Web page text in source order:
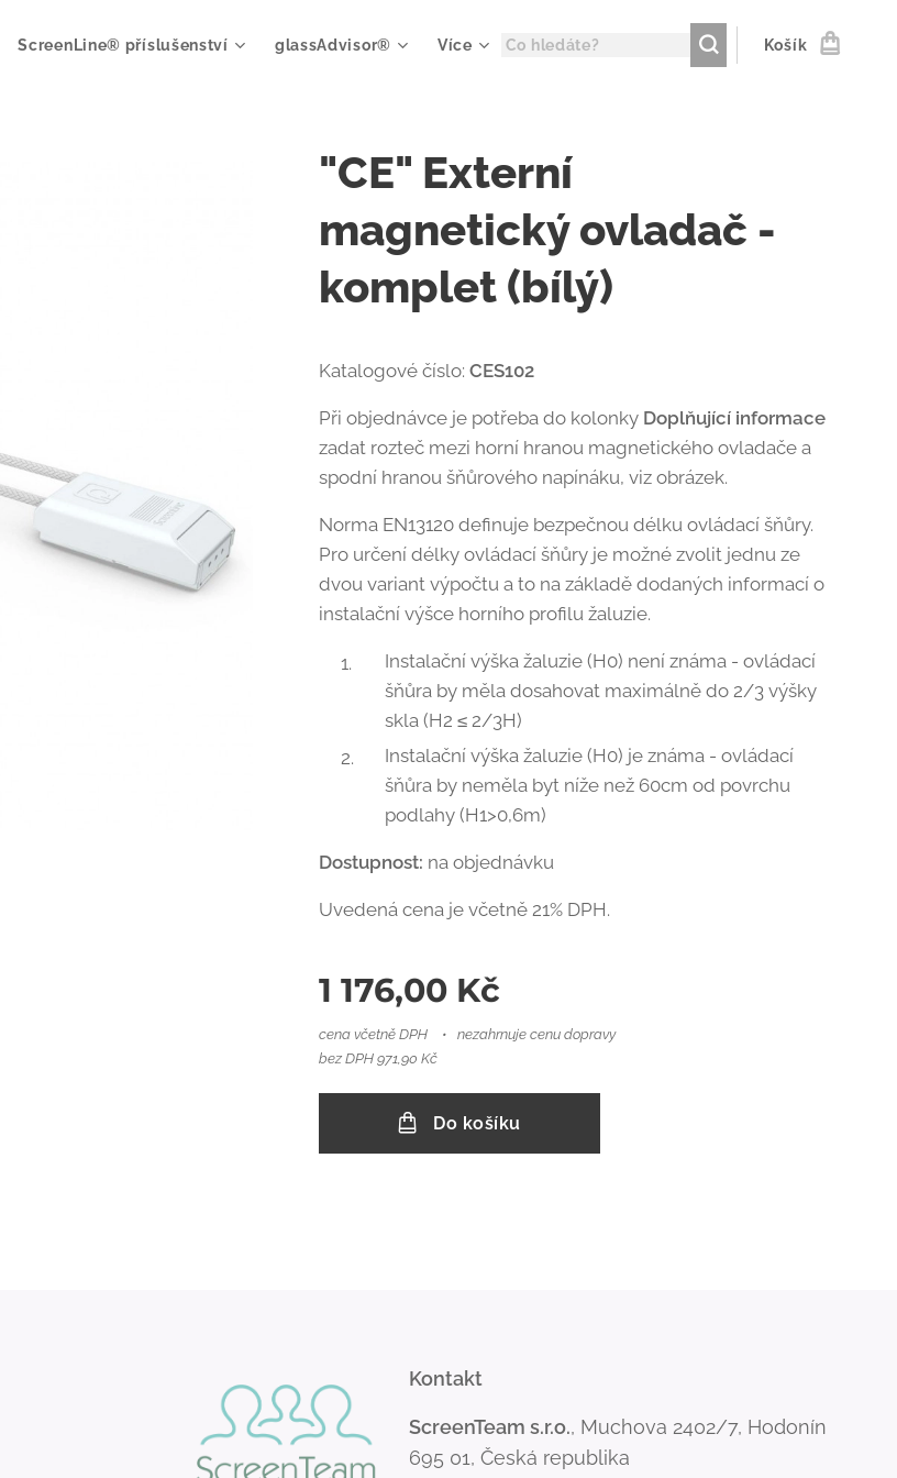
ScreenLine® příslušenství glassAdvisor® Více Košík
"CE" Externí
magnetický ovladač -
komplet (bílý)
Katalogové číslo:CES102
Při objednávce je potřeba do kolonky Doplňující informace
zadat rozteč mezi horní hranou magnetického ovladače a
spodní hranou šňůrového napínáku, viz obrázek.
Norma EN13120 definuje bezpečnou délku ovládací šňůry.
Pro určení délky ovládací šňůry je možné zvolit jednu ze
dvou variant výpočtu a to na základě dodaných informací o
instalační výšce horního profilu žaluzie.
Instalační výška žaluzie (H0) není známa - ovládací
šňůra by měla dosahovat maximálně do 2/3 výšky
skla (H2 ≤ 2/3H)
Instalační výška žaluzie (H0) je známa - ovládací
šňůra by neměla byt níže než 60cm od povrchu
podlahy (H1>0,6m)
Dostupnost: na objednávku
Uvedená cena je včetně 21% DPH.
1 176,00 Kč
cena včetně DPH
nezahrnuje cenu dopravy
bez DPH 971,90 Kč
Do košíku
Kontakt
ScreenTeam s.r.o., Muchova 2402/7, Hodonín
695 01, Česká republika